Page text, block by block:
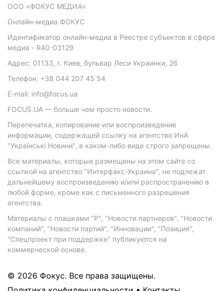
ООО «ФОКУС МЕДИА»
Онлайн-медиа ФОКУС
Идентификатор онлайн-медиа в Реестре субъектов в сфере
медиа - R40-03129
Адрес: 01133, г. Киев, бульвар Леси Украинки, 26
Телефон: +38 044 207 45 54
E-mail: info@focus.ua
FOCUS.UA — больше чем просто новости.
Перепечатка, копирование или воспроизведение
информации, содержащей ссылку на агентство ИнА
"Українські Новини", в каком-либо виде строго запрещены.
Все материалы, которые размещены на этом сайте со
ссылкой на агентство "Интерфакс-Украина", не подлежат
дальнейшему воспроизведению и/или распространению в
любой форме, кроме как с письменного разрешения
агентства.
Материалы с плашками "Р", "Новости партнеров", "Новости
компаний", "Новости партий", "Инновации", "Позиция",
"Спецпроект при поддержке" публикуются на
коммерческой основе.
© 2026 Фокус. Все права защищены.